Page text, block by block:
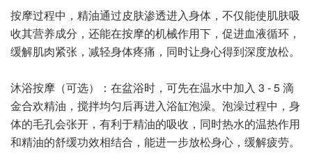
按摩过程中，精油通过皮肤渗透进入身体，不仅能使肌肤吸
收其营养成分，还能在按摩的机械作用下，促进血液循环，
缓解肌肉紧张，减轻身体疼痛，同时让身心得到深度放松。
沐浴按摩（可选）：在盆浴时，可先在温水中加入 3 - 5 滴
金合欢精油，搅拌均匀后再进入浴缸泡澡。泡澡过程中，身
体的毛孔会张开，有利于精油的吸收，同时热水的温热作用
和精油的舒缓功效相结合，能进一步放松身心，缓解疲劳。